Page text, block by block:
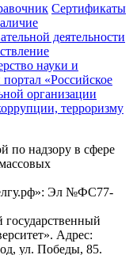
Сертификаты
деятельности
науки и
«Российское
организации
терроризму
по надзору в сфере
Эл №ФС77-
Адрес:
ул. Победы, 85.